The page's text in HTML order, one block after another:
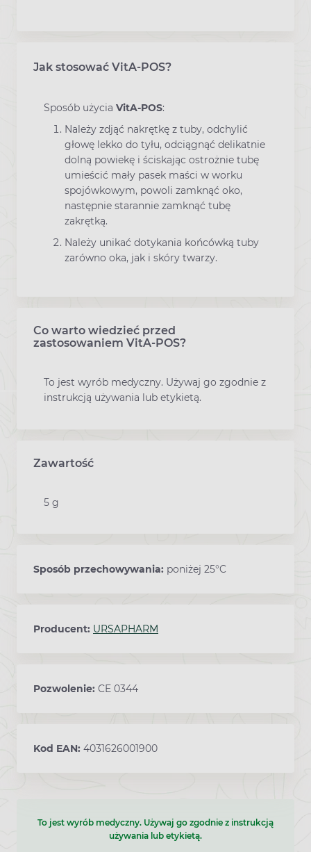
Jak stosować VitA-POS?
Sposób użycia VitA-POS:
Należy zdjąć nakrętkę z tuby, odchylić
głowę lekko do tyłu, odciągnąć delikatnie
dolną powiekę i ściskając ostrożnie tubę
umieścić mały pasek maści w worku
spojówkowym, powoli zamknąć oko,
następnie starannie zamknąć tubę
zakrętką.
Należy unikać dotykania końcówką tuby
zarówno oka, jak i skóry twarzy.
Co warto wiedzieć przed
zastosowaniem VitA-POS?
To jest wyrób medyczny. Używaj go zgodnie z
instrukcją używania lub etykietą.
Zawartość
5 g
Sposób przechowywania: poniżej 25°C
Producent: URSAPHARM
Pozwolenie: CE 0344
Kod EAN: 4031626001900
To jest wyrób medyczny. Używaj go zgodnie z instrukcją
używania lub etykietą.